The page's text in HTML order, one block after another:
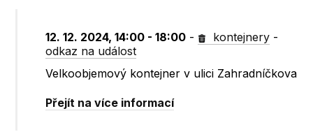
12. 12. 2024, 14:00 - 18:00 - kontejnery -
odkaz na událost
Velkoobjemový kontejner v ulici Zahradníčkova
Přejít na více informací